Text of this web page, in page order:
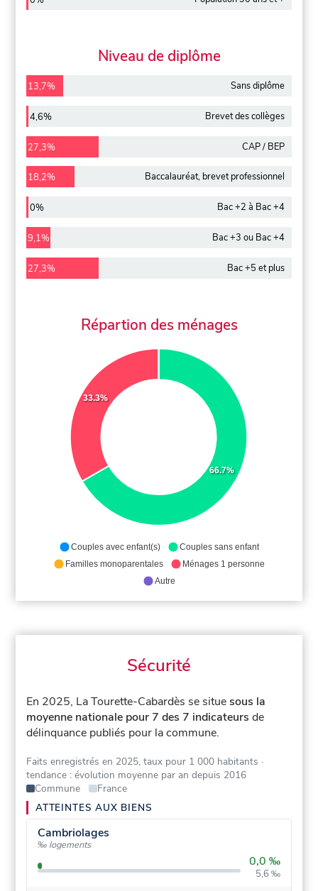
Niveau de diplôme
13,7% Sans diplôme
4,6% Brevet des collèges
27,3% CAP / BEP
18,2% Baccalauréat, brevet professionnel
0% Bac +2 à Bac +4
9,1% Bac +3 ou Bac +4
27,3% Bac +5 et plus
Répartion des ménages
66.7%
33.3%
Couples avec enfant(s)
Couples sans enfant
Familles monoparentales
Ménages 1 personne
Autre
Sécurité
En 2025, La Tourette-Cabardès se situesous la
moyenne nationale pour 7 des 7 indicateurs de
délinquance publiés pour la commune.
Faits enregistrés en 2025, taux pour 1 000 habitants ·
tendance : évolution moyenne par an depuis 2016
Commune
France
ATTEINTES AUX BIENS
Cambriolages
‰ logements
0,0 ‰
5,6 ‰